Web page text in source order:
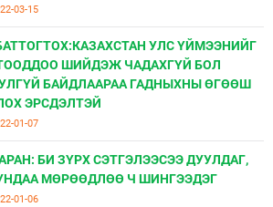
03-15
УЛС ҮЙМЭЭНИЙГ
ШИЙДЭЖ ЧАДАХГҮЙ БОЛ
БАЙДЛААРАА ГАДНЫХНЫ ӨГӨӨШ
ЭРСДЭЛТЭЙ
01-07
БИ ЗҮРХ СЭТГЭЛЭЭСЭЭ ДУУЛДАГ,
МӨРӨӨДЛӨӨ Ч ШИНГЭЭДЭГ
01-06